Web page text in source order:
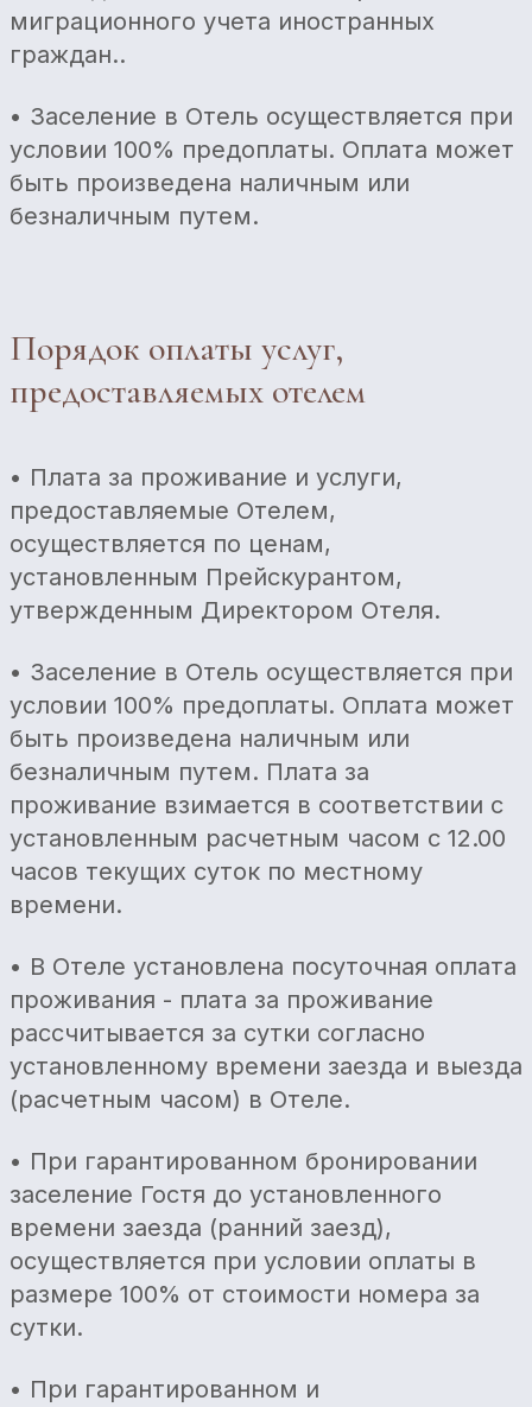
миграционного учета иностранных
граждан..
• Заселение в Отель осуществляется при
условии 100% предоплаты. Оплата может
быть произведена наличным или
безналичным путем.
Порядок оплаты услуг,
предоставляемых отелем
• Плата за проживание и услуги,
предоставляемые Отелем,
осуществляется по ценам,
установленным Прейскурантом,
утвержденным Директором Отеля.
• Заселение в Отель осуществляется при
условии 100% предоплаты. Оплата может
быть произведена наличным или
безналичным путем. Плата за
проживание взимается в соответствии с
установленным расчетным часом с 12.00
часов текущих суток по местному
времени.
• В Отеле установлена посуточная оплата
проживания - плата за проживание
рассчитывается за сутки согласно
установленному времени заезда и выезда
(расчетным часом) в Отеле.
• При гарантированном бронировании
заселение Гостя до установленного
времени заезда (ранний заезд),
осуществляется при условии оплаты в
размере 100% от стоимости номера за
сутки.
• При гарантированном и